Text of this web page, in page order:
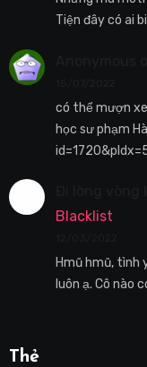
Tiện đây có ai
có thể mượn
học sư phạm
Blacklist
Hmũ hmũ, tình
luôn ạ. Cô nào
Thẻ